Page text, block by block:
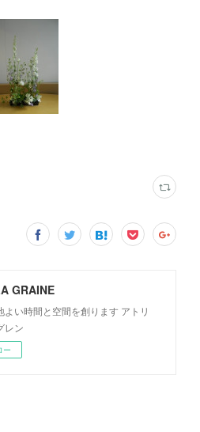
GRAINE
よい時間と空間を創ります アトリ
ン
ー